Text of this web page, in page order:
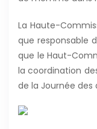
La Haute-
que responsable
que le Haut-
la coordination
de la Journée des